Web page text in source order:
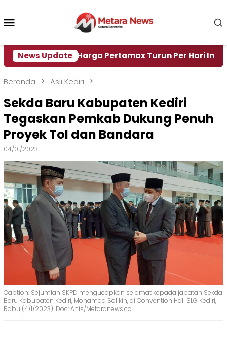
konten
News Update
Harga Pertamax Turun Per Hari Ini, Segini
Beranda Asli Kediri
Sekda Baru Kabupaten Kediri
Tegaskan Pemkab Dukung Penuh
Proyek Tol dan Bandara
04/01/2023
Caption: Sejumlah SKPD mengucapkan selamat kepada jabatan Sekda
Baru Kabupaten Kediri, Mohamad Solikin, di Convention Hall SLG Kediri,
Rabu (4/1/2023). Doc: Anis/Metaranews.co